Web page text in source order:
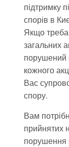
підтримку
спорів в
Якщо
загальних
порушений
кожного
Вас
спору.
Вам
прийнятих
порушення